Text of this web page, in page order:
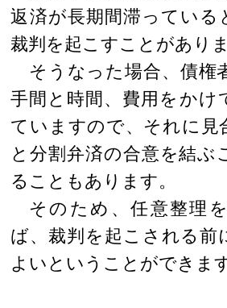
返済が長期間滞っている
裁判を起こすことがありま
そうなった場合、債権
手間と時間、費用をかけ
ていますので、それに見
と分割弁済の合意を結ぶ
ることもあります。
そのため、任意整理
ば、裁判を起こされる前
よいということができます